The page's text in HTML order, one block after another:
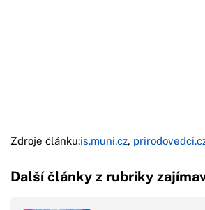
Zdroje článku:is.muni.cz,
Další články z rubriky